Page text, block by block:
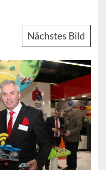
Nächstes Bild